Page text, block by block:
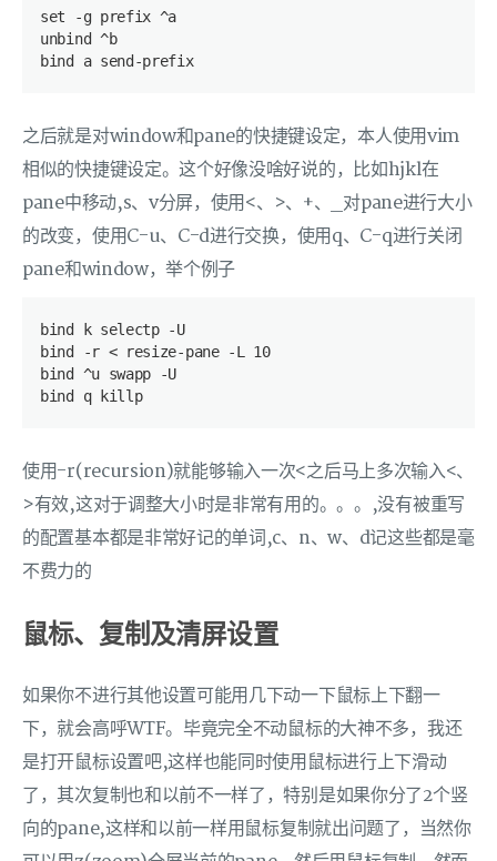
set -g prefix ^a
unbind ^b
bind a send-prefix
之后就是对window和pane的快捷键设定，本人使用vim
相似的快捷键设定。这个好像没啥好说的，比如hjkl在
pane中移动,s、v分屏，使用<、>、+、_对pane进行大小
的改变，使用C-u、C-d进行交换，使用q、C-q进行关闭
pane和window，举个例子
bind k selectp -U
bind -r < resize-pane -L 10
bind ^u swapp -U
bind q killp
使用-r(recursion)就能够输入一次<之后马上多次输入<、
>有效,这对于调整大小时是非常有用的。。。,没有被重写
的配置基本都是非常好记的单词,c、n、w、d记这些都是毫
不费力的
鼠标、复制及清屏设置
如果你不进行其他设置可能用几下动一下鼠标上下翻一
下，就会高呼WTF。毕竟完全不动鼠标的大神不多，我还
是打开鼠标设置吧,这样也能同时使用鼠标进行上下滑动
了，其次复制也和以前不一样了，特别是如果你分了2个竖
向的pane,这样和以前一样用鼠标复制就出问题了，当然你